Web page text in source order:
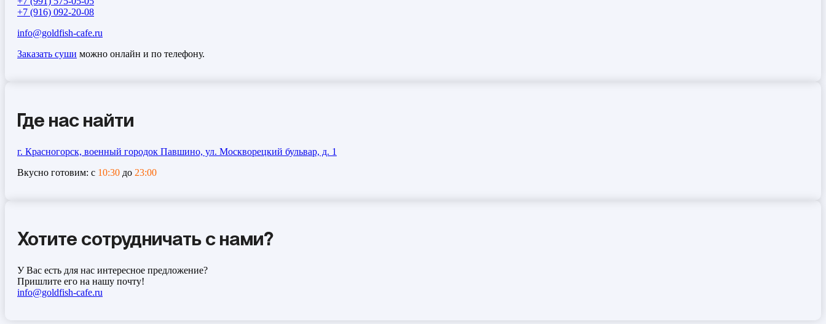
+7 (916) 092-20-08
info@goldfish-cafe.ru
Заказать суши можно онлайн и по телефону.
Где нас найти
г. Красногорск, военный городок Павшино, ул. Москворецкий бульвар, д. 1
Вкусно готовим: с 10:30 до 23:00
Хотите сотрудничать с нами?
У Вас есть для нас интересное предложение?
Пришлите его на нашу почту!
info@goldfish-cafe.ru